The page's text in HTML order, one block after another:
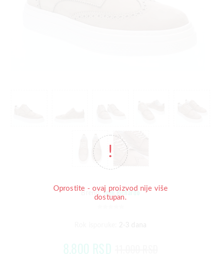
Oprostite - ovaj proizvod nije više
dostupan.
Brend: John Richardo